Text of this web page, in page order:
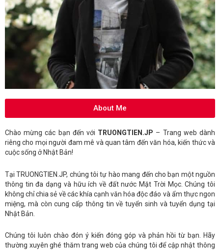
About Me
Chào mừng các bạn đến với TRUONGTIEN.JP – Trang web dành
riêng cho mọi người đam mê và quan tâm đến văn hóa, kiến thức và
cuộc sống ở Nhật Bản!
Tại TRUONGTIEN.JP, chúng tôi tự hào mang đến cho bạn một nguồn
thông tin đa dạng và hữu ích về đất nước Mặt Trời Mọc. Chúng tôi
không chỉ chia sẻ về các khía cạnh văn hóa độc đáo và ẩm thực ngon
miệng, mà còn cung cấp thông tin về tuyển sinh và tuyển dụng tại
Nhật Bản.
Chúng tôi luôn chào đón ý kiến đóng góp và phản hồi từ bạn. Hãy
thường xuyên ghé thăm trang web của chúng tôi để cập nhật thông